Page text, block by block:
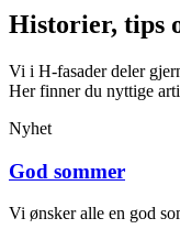
Historier, tips
Vi i H-fasader deler
Her finner du nyttige
Nyhet
God sommer
Vi ønsker alle en god